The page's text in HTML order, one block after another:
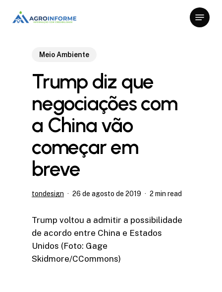
Menu
Meio Ambiente
Trump diz que
negociações com
a China vão
começar em
breve
tondesign 26 de agosto de 2019 2 min read
Trump voltou a admitir a possibilidade
de acordo entre China e Estados
Unidos (Foto: Gage
Skidmore/CCommons)